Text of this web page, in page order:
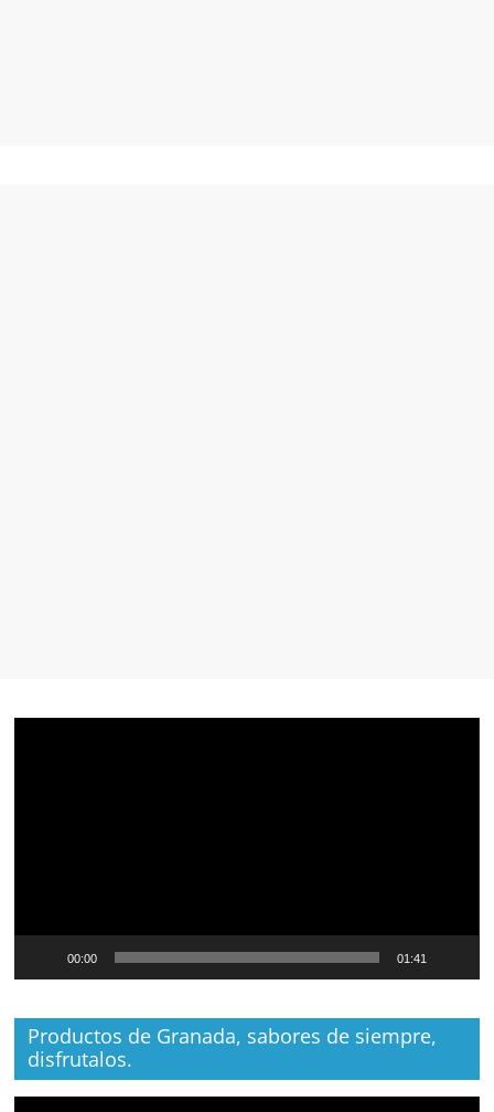
00:00 01:41
Productos de Granada, sabores de siempre,
disfrutalos.